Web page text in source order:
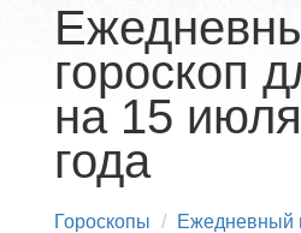
гороскоп
на 15
года
Гороскопы Ежедневный